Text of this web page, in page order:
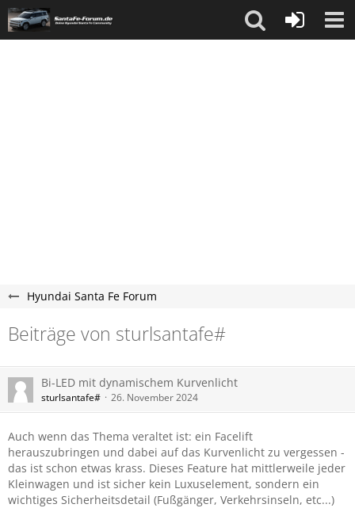
Hyundai Santa Fe Forum
Beiträge von sturlsantafe#
Bi-LED mit dynamischem Kurvenlicht
sturlsantafe# 26. November 2024
Auch wenn das Thema veraltet ist: ein Facelift
herauszubringen und dabei auf das Kurvenlicht zu vergessen -
das ist schon etwas krass. Dieses Feature hat mittlerweile jeder
Kleinwagen und ist sicher kein Luxuselement, sondern ein
wichtiges Sicherheitsdetail (Fußgänger, Verkehrsinseln, etc...)